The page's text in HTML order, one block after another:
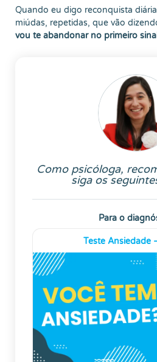
Quando eu digo reconquista
miúdas, repetidas, que vão
vou te abandonar no primeiro
Como psicóloga,
siga os
Para o
Teste Ansiedade